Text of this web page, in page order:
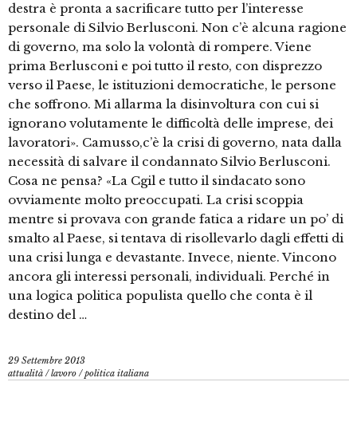
destra è pronta a sacrificare tutto per l’interesse
personale di Silvio Berlusconi. Non c’è alcuna ragione
di governo, ma solo la volontà di rompere. Viene
prima Berlusconi e poi tutto il resto, con disprezzo
verso il Paese, le istituzioni democratiche, le persone
che soffrono. Mi allarma la disinvoltura con cui si
ignorano volutamente le difficoltà delle imprese, dei
lavoratori». Camusso,c’è la crisi di governo, nata dalla
necessità di salvare il condannato Silvio Berlusconi.
Cosa ne pensa? «La Cgil e tutto il sindacato sono
ovviamente molto preoccupati. La crisi scoppia
mentre si provava con grande fatica a ridare un po’ di
smalto al Paese, si tentava di risollevarlo dagli effetti di
una crisi lunga e devastante. Invece, niente. Vincono
ancora gli interessi personali, individuali. Perché in
una logica politica populista quello che conta è il
destino del …
29 Settembre 2013
attualità /lavoro /politica italiana